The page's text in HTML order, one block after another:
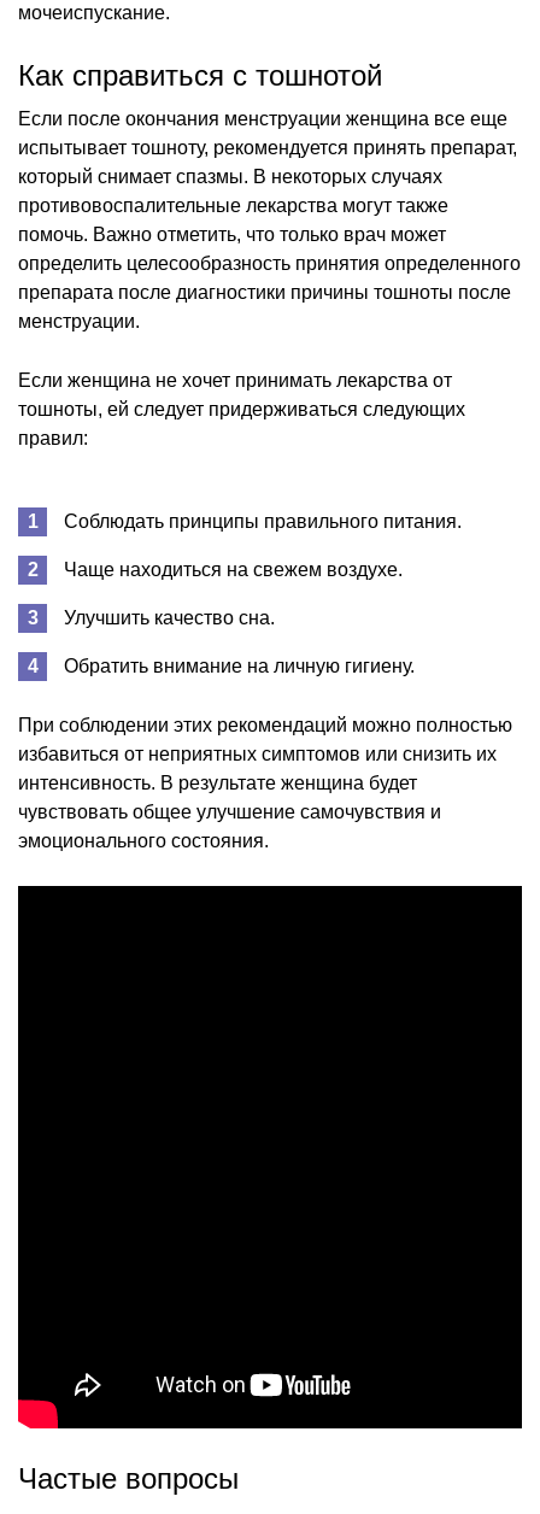
мочеиспускание.
Как справиться с тошнотой
Если после окончания менструации женщина все еще
испытывает тошноту, рекомендуется принять препарат,
который снимает спазмы. В некоторых случаях
противовоспалительные лекарства могут также
помочь. Важно отметить, что только врач может
определить целесообразность принятия определенного
препарата после диагностики причины тошноты после
менструации.
Если женщина не хочет принимать лекарства от
тошноты, ей следует придерживаться следующих
правил:
Соблюдать принципы правильного питания.
Чаще находиться на свежем воздухе.
Улучшить качество сна.
Обратить внимание на личную гигиену.
При соблюдении этих рекомендаций можно полностью
избавиться от неприятных симптомов или снизить их
интенсивность. В результате женщина будет
чувствовать общее улучшение самочувствия и
эмоционального состояния.
Частые вопросы